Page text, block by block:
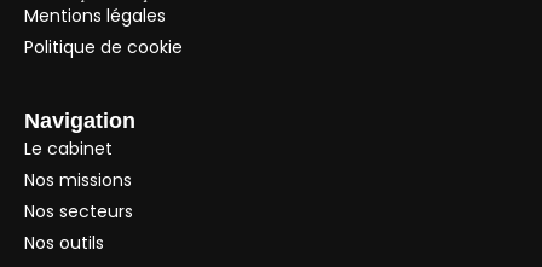
Mentions légales
Politique de cookie
Navigation
Le cabinet
Nos missions
Nos secteurs
Nos outils